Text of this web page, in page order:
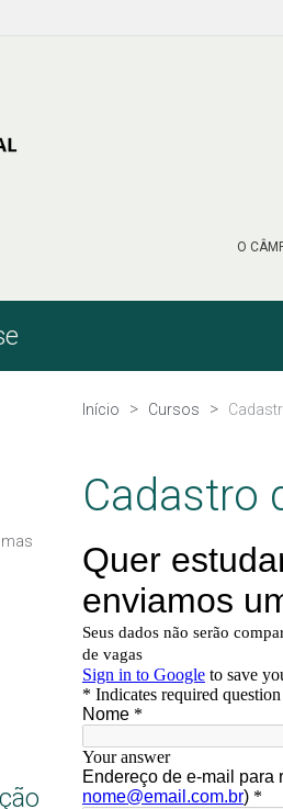
O
Início Cursos
Cadastro